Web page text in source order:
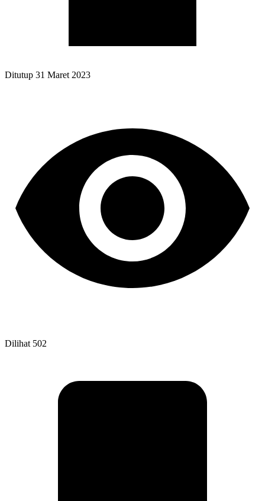
Ditutup 31 Maret 2023
Dilihat 502